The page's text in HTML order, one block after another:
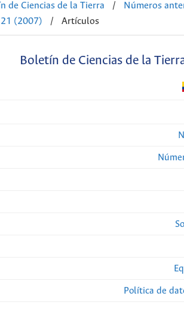
de Ciencias de la Tierra
/
Números
21 (2007)
/ Artículos
Boletín de Ciencias de la
Política de